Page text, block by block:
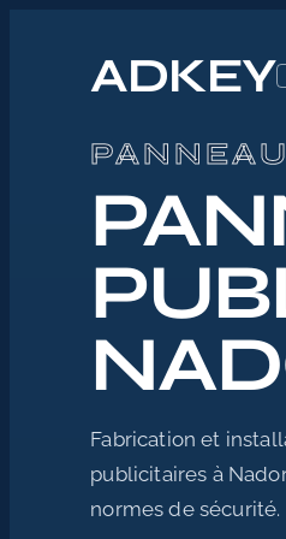
ADKEY
Accueil
/
/
Panneau
Fabrication et
publicitaires à
normes de sécurité.